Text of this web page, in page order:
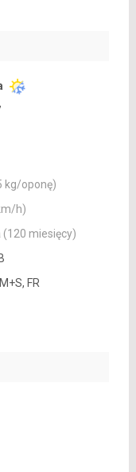
kg/oponę)
h)
(120 miesięcy)
FR